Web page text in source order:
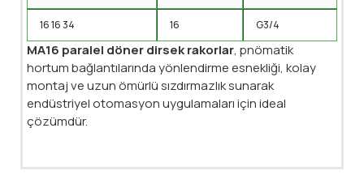
16 16 34 16 G3/4
MA16 paralel döner dirsek rakorlar, pnömatik
hortum bağlantılarında yönlendirme esnekliği, kolay
montaj ve uzun ömürlü sızdırmazlık sunarak
endüstriyel otomasyon uygulamaları için ideal
çözümdür.